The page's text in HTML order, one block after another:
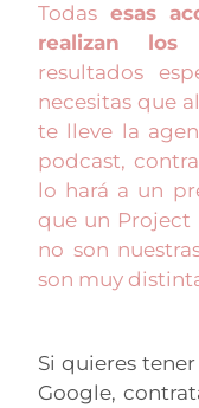
Todas esas
realizan los
resultados
necesitas que
te lleve la
podcast,
lo hará a un
que un Project
no son
son muy
Si quieres
Google,